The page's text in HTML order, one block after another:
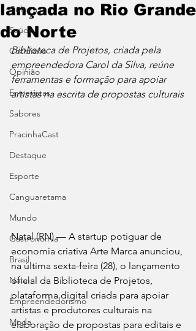
Cultura
Saúde
Cotidiano
Opinião
Entrevistas
Sabores
PracinhaCast
Destaque
Esporte
Canguaretama
Mundo
Gastronomia
Brasil
Natal
Empreendedorismo
Moda
lançada no Rio Grande
do Norte
Biblioteca de Projetos, criada pela
empreendedora Carol da Silva, reúne
ferramentas e formação para apoiar
artistas na escrita de propostas culturais
Natal (RN) — A startup potiguar de
economia criativa Arte Marca anunciou,
na última sexta-feira (28), o lançamento
oficial da Biblioteca de Projetos,
plataforma digital criada para apoiar
artistas e produtores culturais na
elaboração de propostas para editais e